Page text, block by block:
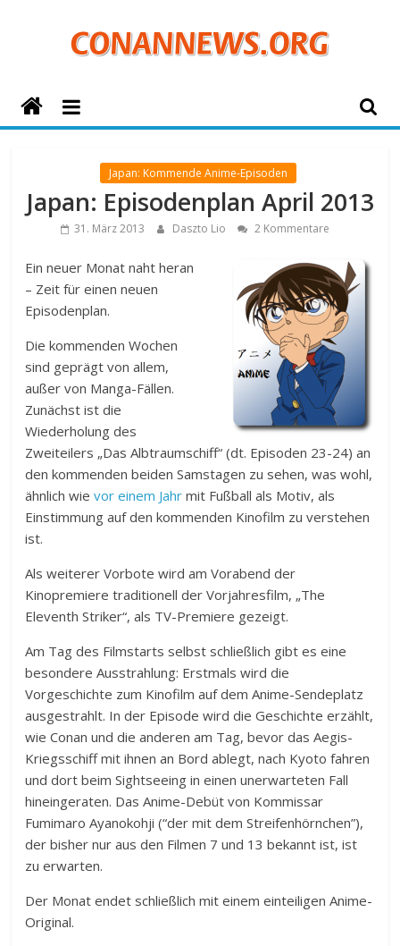
ConanNews.org
Japan: Kommende Anime-Episoden
Japan: Episodenplan April 2013
31. März 2013 Daszto Lio 2 Kommentare
Ein neuer Monat naht heran
– Zeit für einen neuen
Episodenplan.
Die kommenden Wochen
sind geprägt von allem,
außer von Manga-Fällen.
Zunächst ist die
Wiederholung des
Zweiteilers „Das Albtraumschiff“ (dt. Episoden 23-24) an
den kommenden beiden Samstagen zu sehen, was wohl,
ähnlich wievor einem Jahr mit Fußball als Motiv, als
Einstimmung auf den kommenden Kinofilm zu verstehen
ist.
Als weiterer Vorbote wird am Vorabend der
Kinopremiere traditionell der Vorjahresfilm, „The
Eleventh Striker“, als TV-Premiere gezeigt.
Am Tag des Filmstarts selbst schließlich gibt es eine
besondere Ausstrahlung: Erstmals wird die
Vorgeschichte zum Kinofilm auf dem Anime-Sendeplatz
ausgestrahlt. In der Episode wird die Geschichte erzählt,
wie Conan und die anderen am Tag, bevor das Aegis-
Kriegsschiff mit ihnen an Bord ablegt, nach Kyoto fahren
und dort beim Sightseeing in einen unerwarteten Fall
hineingeraten. Das Anime-Debüt von Kommissar
Fumimaro Ayanokohji (“der mit dem Streifenhörnchen”),
der bisher nur aus den Filmen 7 und 13 bekannt ist, ist
zu erwarten.
Der Monat endet schließlich mit einem einteiligen Anime-
Original.